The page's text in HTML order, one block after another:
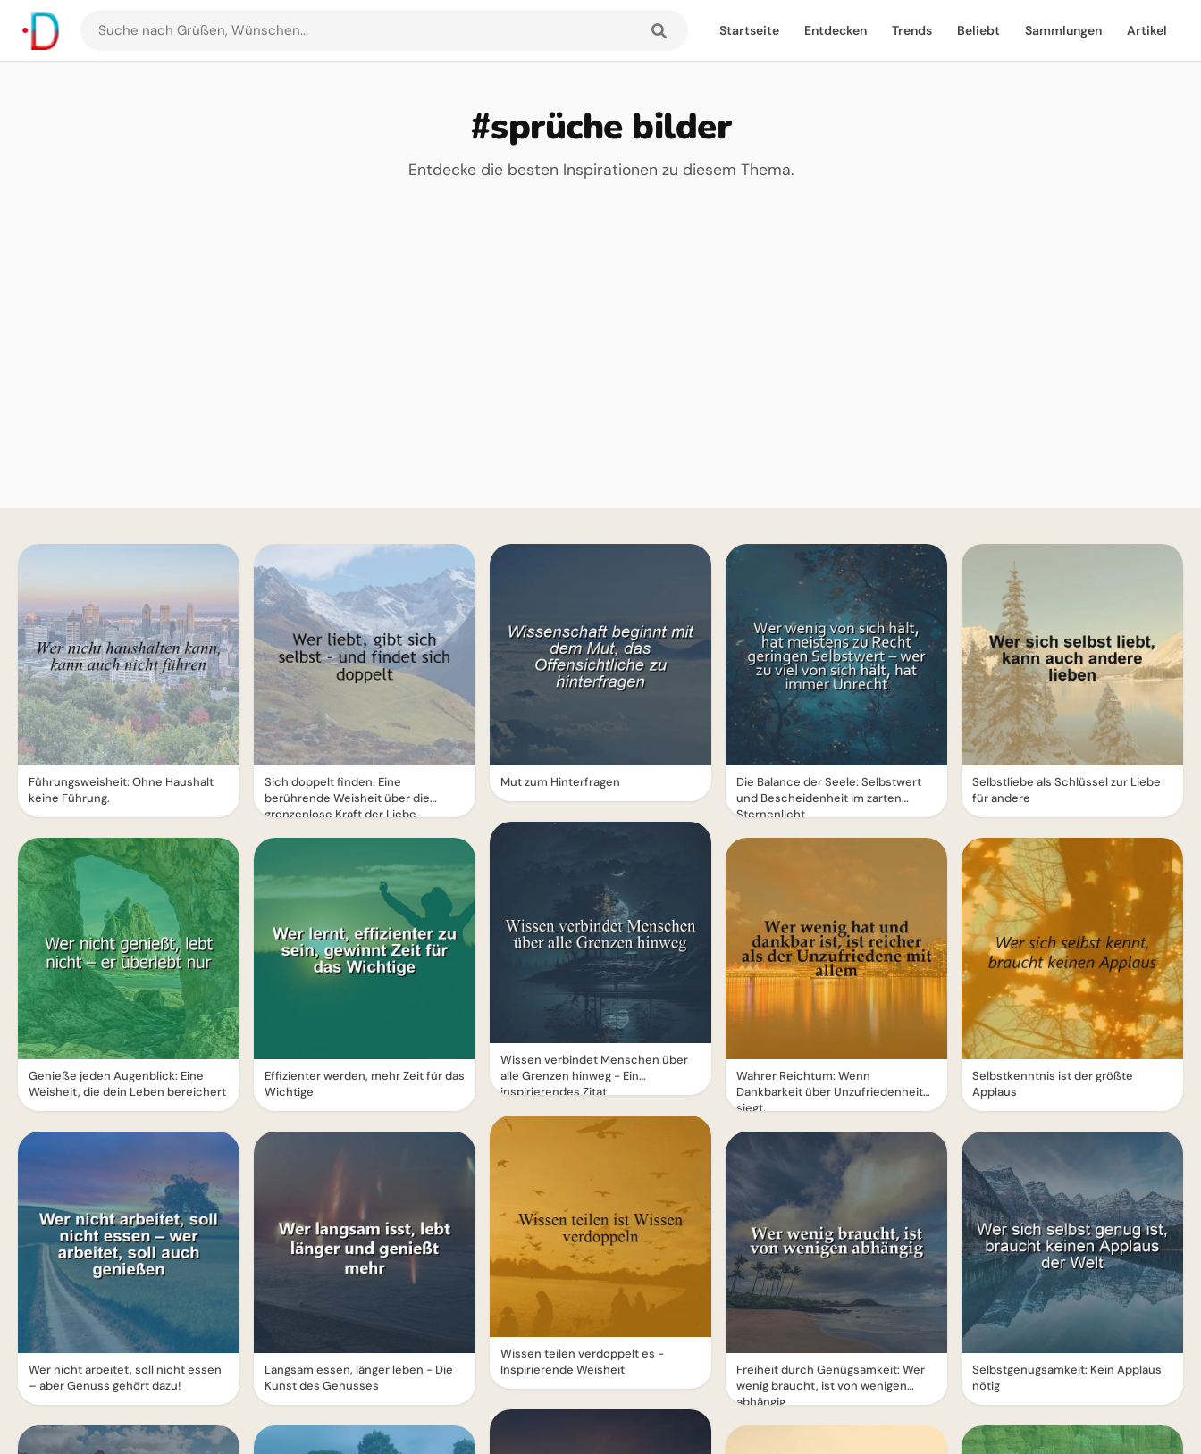
Suche
nach
Startseite Entdecken Trends Beliebt Sammlungen Artikel
#sprüche bilder
Entdecke die besten Inspirationen zu diesem Thema.
Führungsweisheit: Ohne Haushalt
keine Führung.
Genieße jeden Augenblick: Eine
Weisheit, die dein Leben bereichert
Wer nicht arbeitet, soll nicht essen
– aber Genuss gehört dazu!
Sich doppelt finden: Eine
berührende Weisheit über die
grenzenlose Kraft der Liebe
Effizienter werden, mehr Zeit für das
Wichtige
Langsam essen, länger leben - Die
Kunst des Genusses
Mut zum Hinterfragen
Wissen verbindet Menschen über
alle Grenzen hinweg - Ein
inspirierendes Zitat
Wissen teilen verdoppelt es -
Inspirierende Weisheit
Die Balance der Seele: Selbstwert
und Bescheidenheit im zarten
Sternenlicht
Wahrer Reichtum: Wenn
Dankbarkeit über Unzufriedenheit
siegt.
Freiheit durch Genügsamkeit: Wer
wenig braucht, ist von wenigen
abhängig
Selbstliebe als Schlüssel zur Liebe
für andere
Selbstkenntnis ist der größte
Applaus
Selbstgenugsamkeit: Kein Applaus
nötig